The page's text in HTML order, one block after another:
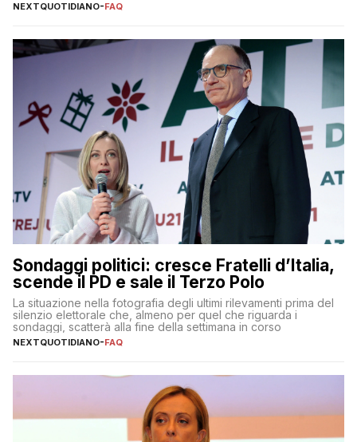
NEXTQUOTIDIANO-FAQ
Sondaggi politici: cresce Fratelli d’Italia,
scende il PD e sale il Terzo Polo
La situazione nella fotografia degli ultimi rilevamenti prima del
silenzio elettorale che, almeno per quel che riguarda i
sondaggi, scatterà alla fine della settimana in corso
NEXTQUOTIDIANO-FAQ